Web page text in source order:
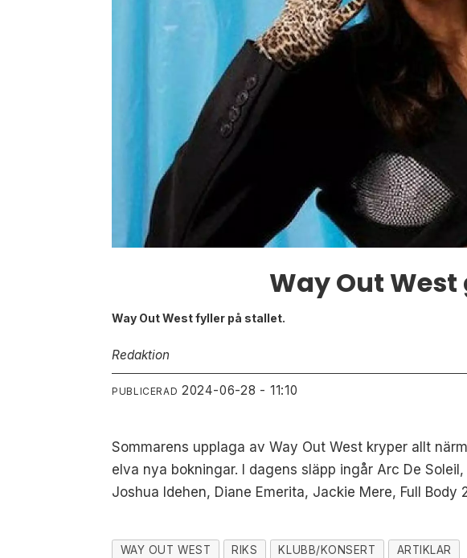
Way Out
Way Out West fyller på stallet.
Redaktion
PUBLICERAD 2024-06-28 - 11:10
Sommarens upplaga av Way Out West kryper allt
elva nya bokningar. I dagens släpp ingår Arc De
Joshua Idehen, Diane Emerita, Jackie Mere, Full Body
WAY OUT WEST RIKS KLUBB/KONSERT ARTIKLAR